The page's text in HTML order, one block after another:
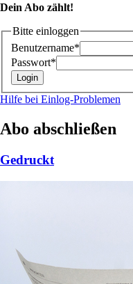
Dein Abo zählt!
Bitte einloggen
Benutzername*
Passwort*
Hilfe bei Einlog-Problemen
Abo abschließen
Gedruckt